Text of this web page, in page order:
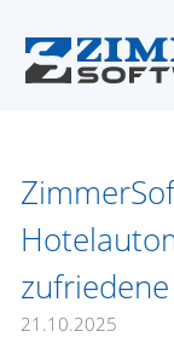
21.10.2025